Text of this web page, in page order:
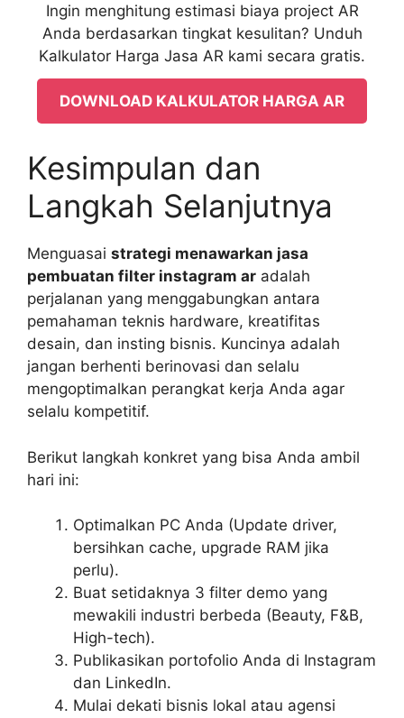
Ingin menghitung estimasi biaya project AR
Anda berdasarkan tingkat kesulitan? Unduh
Kalkulator Harga Jasa AR kami secara gratis.
DOWNLOAD KALKULATOR HARGA AR
Kesimpulan dan
Langkah Selanjutnya
Menguasai strategi menawarkan jasa
pembuatan filter instagram ar adalah
perjalanan yang menggabungkan antara
pemahaman teknis hardware, kreatifitas
desain, dan insting bisnis. Kuncinya adalah
jangan berhenti berinovasi dan selalu
mengoptimalkan perangkat kerja Anda agar
selalu kompetitif.
Berikut langkah konkret yang bisa Anda ambil
hari ini:
Optimalkan PC Anda (Update driver,
bersihkan cache, upgrade RAM jika
perlu).
Buat setidaknya 3 filter demo yang
mewakili industri berbeda (Beauty, F&B,
High-tech).
Publikasikan portofolio Anda di Instagram
dan LinkedIn.
Mulai dekati bisnis lokal atau agensi